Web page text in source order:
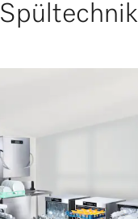
Spültechnik